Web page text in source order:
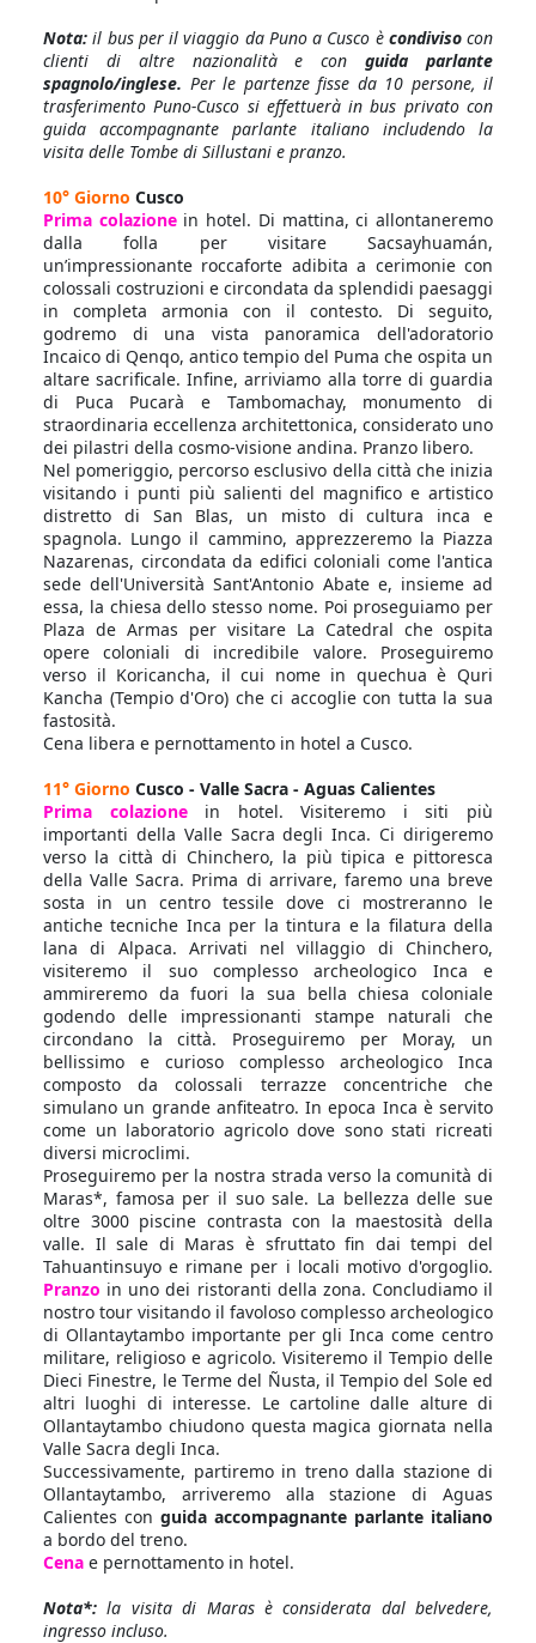
Nota: il bus per il viaggio da Puno a Cusco è condivisocon
clienti di altre nazionalità e conguida parlante
spagnolo/inglese. Per le partenze fisse da 10 persone, il
trasferimento Puno-Cusco si effettuerà in bus privato con
guida accompagnante parlante italiano includendo la
visita delle Tombe di Sillustani e pranzo.
10° Giorno Cusco
Prima colazione in hotel. Di mattina, ci allontaneremo
dalla folla per visitare Sacsayhuamán,
un’impressionante roccaforte adibita a cerimonie con
colossali costruzioni e circondata da splendidi paesaggi
in completa armonia con il contesto. Di seguito,
godremo di una vista panoramica dell'adoratorio
Incaico di Qenqo, antico tempio del Puma che ospita un
altare sacrificale. Infine, arriviamo alla torre di guardia
di Puca Pucarà e Tambomachay, monumento di
straordinaria eccellenza architettonica, considerato uno
dei pilastri della cosmo-visione andina. Pranzo libero.
Nel pomeriggio, percorso esclusivo della città che inizia
visitando i punti più salienti del magnifico e artistico
distretto di San Blas, un misto di cultura inca e
spagnola. Lungo il cammino, apprezzeremo la Piazza
Nazarenas, circondata da edifici coloniali come l'antica
sede dell'Università Sant'Antonio Abate e, insieme ad
essa, la chiesa dello stesso nome. Poi proseguiamo per
Plaza de Armas per visitare La Catedral che ospita
opere coloniali di incredibile valore. Proseguiremo
verso il Koricancha, il cui nome in quechua è Quri
Kancha (Tempio d'Oro) che ci accoglie con tutta la sua
fastosità.
Cena libera e pernottamento in hotel a Cusco.
11° Giorno Cusco - Valle Sacra - Aguas Calientes
Prima colazione in hotel. Visiteremo i siti più
importanti della Valle Sacra degli Inca. Ci dirigeremo
verso la città di Chinchero, la più tipica e pittoresca
della Valle Sacra. Prima di arrivare, faremo una breve
sosta in un centro tessile dove ci mostreranno le
antiche tecniche Inca per la tintura e la filatura della
lana di Alpaca. Arrivati nel villaggio di Chinchero,
visiteremo il suo complesso archeologico Inca e
ammireremo da fuori la sua bella chiesa coloniale
godendo delle impressionanti stampe naturali che
circondano la città. Proseguiremo per Moray, un
bellissimo e curioso complesso archeologico Inca
composto da colossali terrazze concentriche che
simulano un grande anfiteatro. In epoca Inca è servito
come un laboratorio agricolo dove sono stati ricreati
diversi microclimi.
Proseguiremo per la nostra strada verso la comunità di
Maras*, famosa per il suo sale. La bellezza delle sue
oltre 3000 piscine contrasta con la maestosità della
valle. Il sale di Maras è sfruttato fin dai tempi del
Tahuantinsuyo e rimane per i locali motivo d'orgoglio.
Pranzo in uno dei ristoranti della zona. Concludiamo il
nostro tour visitando il favoloso complesso archeologico
di Ollantaytambo importante per gli Inca come centro
militare, religioso e agricolo. Visiteremo il Tempio delle
Dieci Finestre, le Terme del Ñusta, il Tempio del Sole ed
altri luoghi di interesse. Le cartoline dalle alture di
Ollantaytambo chiudono questa magica giornata nella
Valle Sacra degli Inca.
Successivamente, partiremo in treno dalla stazione di
Ollantaytambo, arriveremo alla stazione di Aguas
Calientes con guida accompagnante parlante italiano
a bordo del treno.
Cena e pernottamento in hotel.
Nota*: la visita di Maras è considerata dal belvedere,
ingresso incluso.